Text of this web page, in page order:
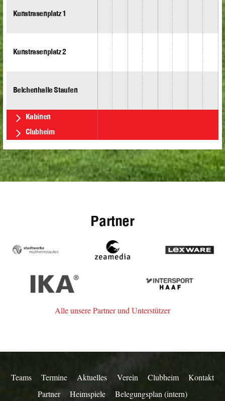
Kunstrasenplatz 1
Kunstrasenplatz 2
Belchenhalle Staufen
Kabinen
Clubheim
Partner
Müllheim-
zeamedia,
Werbeagentur
IKA
Intersport
Haaf
Alle unsere Partner und Unterstützer
Teams Termine Aktuelles Verein Clubheim
Kontakt
Partner
Heimspiele Belegungsplan (intern)